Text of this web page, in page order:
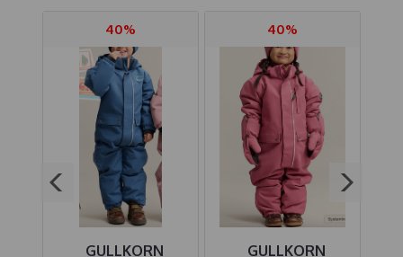
40%
GULLKORN
40%
GULLKORN